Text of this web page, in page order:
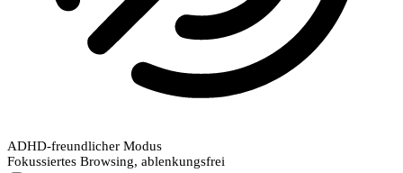
ADHD-freundlicher Modus
Fokussiertes Browsing, ablenkungsfrei